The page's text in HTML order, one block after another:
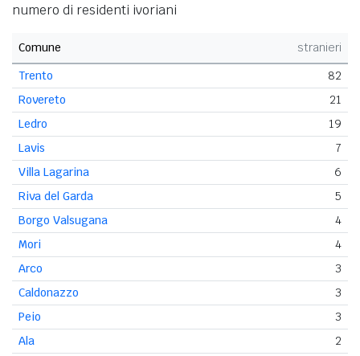
numero di residenti ivoriani
Comune
stranieri
Trento
82
Rovereto
21
Ledro
19
Lavis
7
Villa Lagarina
6
Riva del Garda
5
Borgo Valsugana
4
Mori
4
Arco
3
Caldonazzo
3
Peio
3
Ala
2